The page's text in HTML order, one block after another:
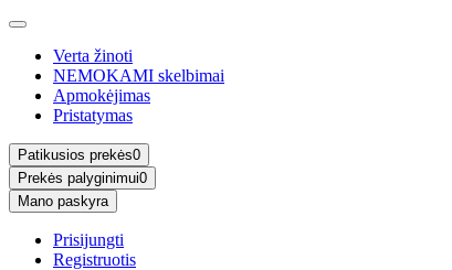
Verta žinoti
NEMOKAMI skelbimai
Apmokėjimas
Pristatymas
Patikusios prekės0
Prekės palyginimui0
Mano paskyra
Prisijungti
Registruotis